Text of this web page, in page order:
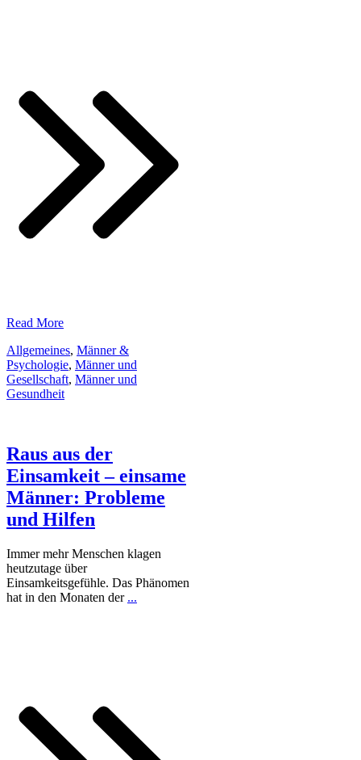
​Read More
Allgemeines, Männer &
Psychologie, Männer und
Gesellschaft, Männer und
Gesundheit
Raus aus der
Einsamkeit – einsame
Männer: Probleme
und Hilfen
Immer mehr Menschen klagen
heutzutage über
Einsamkeitsgefühle. Das Phänomen
hat in den Monaten der ...